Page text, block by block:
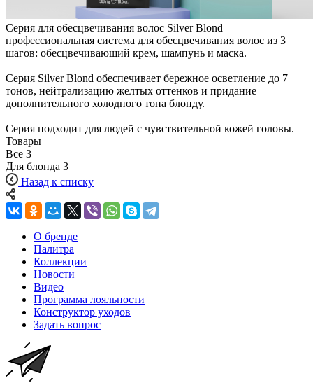
Серия для обесцвечивания волос Silver Blond –
профессиональная система для обесцвечивания волос из 3
шагов: обесцвечивающий крем, шампунь и маска.
Серия Silver Blond обеспечивает бережное осветление до 7
тонов, нейтрализацию желтых оттенков и придание
дополнительного холодного тона блонду.
Серия подходит для людей с чувствительной кожей головы.
Товары
Все 3
Для блонда 3
Назад к списку
О бренде
Палитра
Коллекции
Новости
Видео
Программа лояльности
Конструктор уходов
Задать вопрос